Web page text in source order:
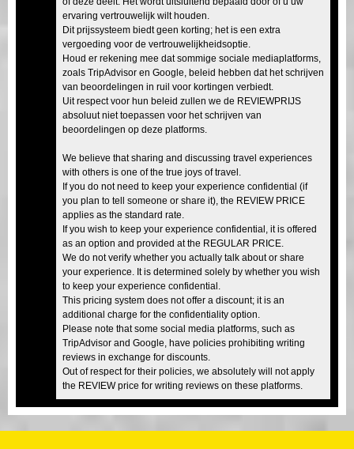
ervaring vertrouwelijk wilt houden.
Dit prijssysteem biedt geen korting; het is een extra
vergoeding voor de vertrouwelijkheidsoptie.
Houd er rekening mee dat sommige sociale mediaplatforms,
zoals TripAdvisor en Google, beleid hebben dat het schrijven
van beoordelingen in ruil voor kortingen verbiedt.
Uit respect voor hun beleid zullen we de REVIEWPRIJS
absoluut niet toepassen voor het schrijven van
beoordelingen op deze platforms.
We believe that sharing and discussing travel experiences
with others is one of the true joys of travel.
If you do not need to keep your experience confidential (if
you plan to tell someone or share it), the REVIEW PRICE
applies as the standard rate.
If you wish to keep your experience confidential, it is offered
as an option and provided at the REGULAR PRICE.
We do not verify whether you actually talk about or share
your experience. It is determined solely by whether you wish
to keep your experience confidential.
This pricing system does not offer a discount; it is an
additional charge for the confidentiality option.
Please note that some social media platforms, such as
TripAdvisor and Google, have policies prohibiting writing
reviews in exchange for discounts.
Out of respect for their policies, we absolutely will not apply
the REVIEW price for writing reviews on these platforms.